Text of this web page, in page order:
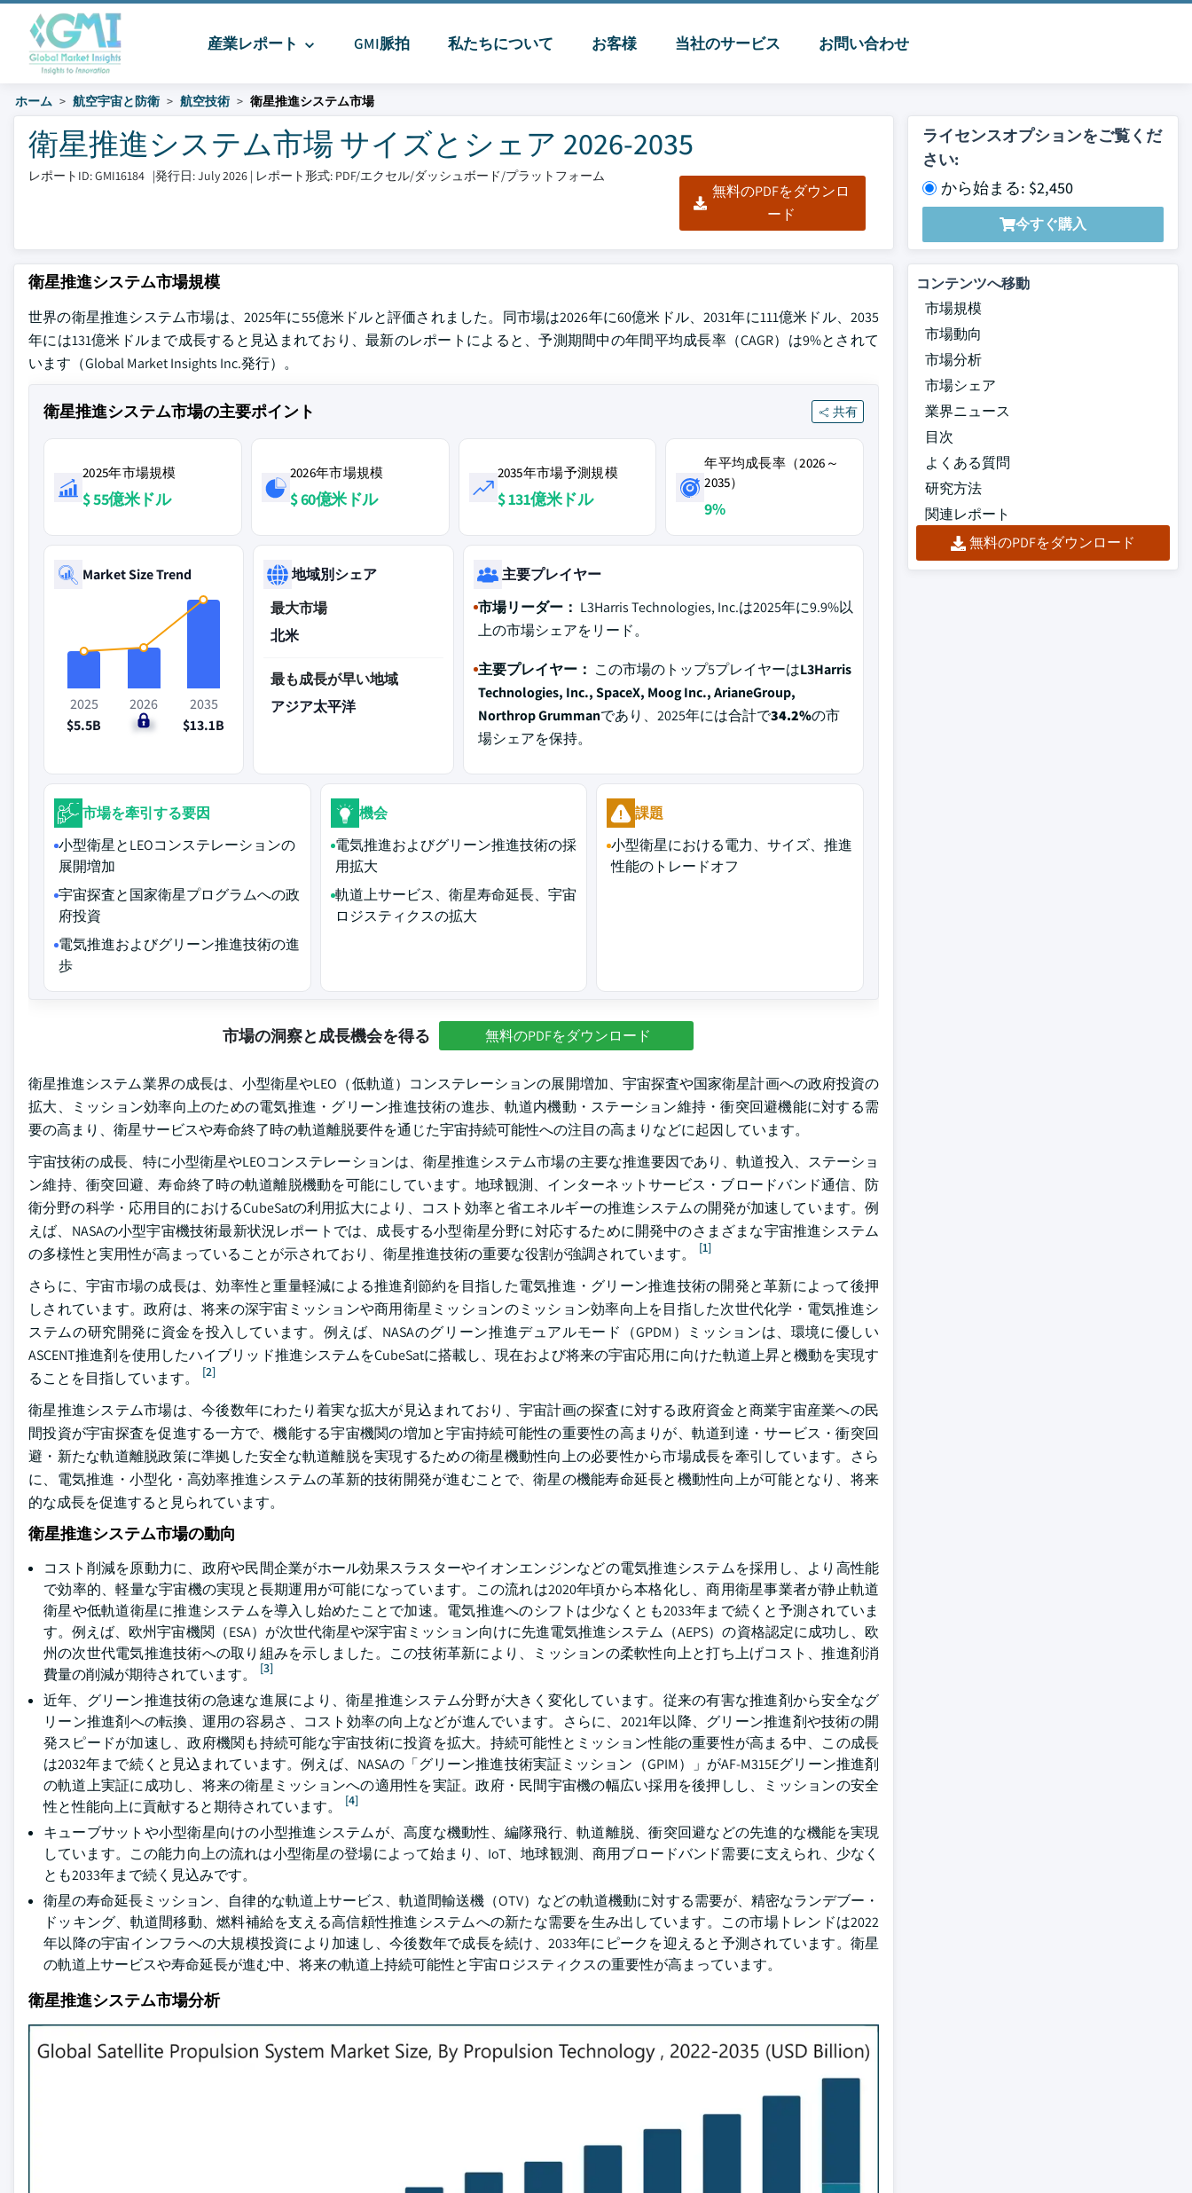
産業レポート GMI脈拍 私たちについて お客様 当社のサービス お問い合わせ
ホーム 航空宇宙と防衛 航空技術 衛星推進システム市場
衛星推進システム市場 サイズとシェア 2026-2035
レポートID: GMI16184 |発行日: July 2026 | レポート形式: PDF/エクセル/ダッシュボード/プラットフォーム
無料のPDFをダウンロ
ード
ライセンスオプションをご覧くだ
さい:
から始まる: $2,450
今すぐ購入
衛星推進システム市場規模
世界の衛星推進システム市場は、2025年に55億米ドルと評価されました。同市場は2026年に60億米ドル、2031年に111億米ドル、2035
年には131億米ドルまで成長すると見込まれており、最新のレポートによると、予測期間中の年間平均成長率（CAGR）は9%とされて
います（Global Market Insights Inc.発行）。
衛星推進システム市場の主要ポイント 共有
2025年市場規模
$ 55億米ドル
2026年市場規模
$ 60億米ドル
2035年市場予測規模
$ 131億米ドル
年平均成長率（2026～
2035）
9%
Market Size Trend
2025
$5.5B
2026
$6B
2035
$13.1B
地域別シェア
最大市場
北米
最も成長が早い地域
アジア太平洋
主要プレイヤー
市場リーダー： L3Harris Technologies, Inc.は2025年に9.9%以
上の市場シェアをリード。
主要プレイヤー： この市場のトップ5プレイヤーはL3Harris
Technologies, Inc., SpaceX, Moog Inc., ArianeGroup,
Northrop Grummanであり、2025年には合計で34.2%の市
場シェアを保持。
市場を牽引する要因
小型衛星とLEOコンステレーションの
展開増加
宇宙探査と国家衛星プログラムへの政
府投資
電気推進およびグリーン推進技術の進
歩
機会
電気推進およびグリーン推進技術の採
用拡大
軌道上サービス、衛星寿命延長、宇宙
ロジスティクスの拡大
課題
小型衛星における電力、サイズ、推進
性能のトレードオフ
市場の洞察と成長機会を得る 無料のPDFをダウンロード
衛星推進システム業界の成長は、小型衛星やLEO（低軌道）コンステレーションの展開増加、宇宙探査や国家衛星計画への政府投資の
拡大、ミッション効率向上のための電気推進・グリーン推進技術の進歩、軌道内機動・ステーション維持・衝突回避機能に対する需
要の高まり、衛星サービスや寿命終了時の軌道離脱要件を通じた宇宙持続可能性への注目の高まりなどに起因しています。
宇宙技術の成長、特に小型衛星やLEOコンステレーションは、衛星推進システム市場の主要な推進要因であり、軌道投入、ステーショ
ン維持、衝突回避、寿命終了時の軌道離脱機動を可能にしています。地球観測、インターネットサービス・ブロードバンド通信、防
衛分野の科学・応用目的におけるCubeSatの利用拡大により、コスト効率と省エネルギーの推進システムの開発が加速しています。例
えば、NASAの小型宇宙機技術最新状況レポートでは、成長する小型衛星分野に対応するために開発中のさまざまな宇宙推進システム
の多様性と実用性が高まっていることが示されており、衛星推進技術の重要な役割が強調されています。
[1]
さらに、宇宙市場の成長は、効率性と重量軽減による推進剤節約を目指した電気推進・グリーン推進技術の開発と革新によって後押
しされています。政府は、将来の深宇宙ミッションや商用衛星ミッションのミッション効率向上を目指した次世代化学・電気推進シ
ステムの研究開発に資金を投入しています。例えば、NASAのグリーン推進デュアルモード（GPDM）ミッションは、環境に優しい
ASCENT推進剤を使用したハイブリッド推進システムをCubeSatに搭載し、現在および将来の宇宙応用に向けた軌道上昇と機動を実現す
ることを目指しています。
[2]
衛星推進システム市場は、今後数年にわたり着実な拡大が見込まれており、宇宙計画の探査に対する政府資金と商業宇宙産業への民
間投資が宇宙探査を促進する一方で、機能する宇宙機関の増加と宇宙持続可能性の重要性の高まりが、軌道到達・サービス・衝突回
避・新たな軌道離脱政策に準拠した安全な軌道離脱を実現するための衛星機動性向上の必要性から市場成長を牽引しています。さら
に、電気推進・小型化・高効率推進システムの革新的技術開発が進むことで、衛星の機能寿命延長と機動性向上が可能となり、将来
的な成長を促進すると見られています。
衛星推進システム市場の動向
コスト削減を原動力に、政府や民間企業がホール効果スラスターやイオンエンジンなどの電気推進システムを採用し、より高性能
で効率的、軽量な宇宙機の実現と長期運用が可能になっています。この流れは2020年頃から本格化し、商用衛星事業者が静止軌道
衛星や低軌道衛星に推進システムを導入し始めたことで加速。電気推進へのシフトは少なくとも2033年まで続くと予測されていま
す。例えば、欧州宇宙機関（ESA）が次世代衛星や深宇宙ミッション向けに先進電気推進システム（AEPS）の資格認定に成功し、欧
州の次世代電気推進技術への取り組みを示しました。この技術革新により、ミッションの柔軟性向上と打ち上げコスト、推進剤消
費量の削減が期待されています。
[3]
近年、グリーン推進技術の急速な進展により、衛星推進システム分野が大きく変化しています。従来の有害な推進剤から安全なグ
リーン推進剤への転換、運用の容易さ、コスト効率の向上などが進んでいます。さらに、2021年以降、グリーン推進剤や技術の開
発スピードが加速し、政府機関も持続可能な宇宙技術に投資を拡大。持続可能性とミッション性能の重要性が高まる中、この成長
は2032年まで続くと見込まれています。例えば、NASAの「グリーン推進技術実証ミッション（GPIM）」がAF-M315Eグリーン推進剤
の軌道上実証に成功し、将来の衛星ミッションへの適用性を実証。政府・民間宇宙機の幅広い採用を後押しし、ミッションの安全
性と性能向上に貢献すると期待されています。
[4]
キューブサットや小型衛星向けの小型推進システムが、高度な機動性、編隊飛行、軌道離脱、衝突回避などの先進的な機能を実現
しています。この能力向上の流れは小型衛星の登場によって始まり、IoT、地球観測、商用ブロードバンド需要に支えられ、少なく
とも2033年まで続く見込みです。
衛星の寿命延長ミッション、自律的な軌道上サービス、軌道間輸送機（OTV）などの軌道機動に対する需要が、精密なランデブー・
ドッキング、軌道間移動、燃料補給を支える高信頼性推進システムへの新たな需要を生み出しています。この市場トレンドは2022
年以降の宇宙インフラへの大規模投資により加速し、今後数年で成長を続け、2033年にピークを迎えると予測されています。衛星
の軌道上サービスや寿命延長が進む中、将来の軌道上持続可能性と宇宙ロジスティクスの重要性が高まっています。
衛星推進システム市場分析
コンテンツへ移動
市場規模
市場動向
市場分析
市場シェア
業界ニュース
目次
よくある質問
研究方法
関連レポート
無料のPDFをダウンロード